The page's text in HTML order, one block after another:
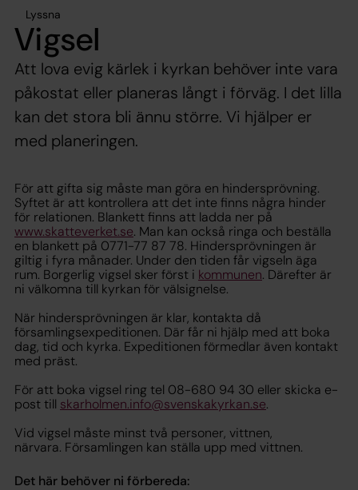
Lyssna
Vigsel
Att lova evig kärlek i kyrkan behöver inte vara
påkostat eller planeras långt i förväg. I det lilla
kan det stora bli ännu större. Vi hjälper er
med planeringen.
För att gifta sig måste man göra en hindersprövning.
Syftet är att kontrollera att det inte finns några hinder
för relationen. Blankett finns att ladda ner på
www.skatteverket.se. Man kan också ringa och beställa
en blankett på 0771-77 87 78. Hindersprövningen är
giltig i fyra månader. Under den tiden får vigseln äga
rum. Borgerlig vigsel sker först i kommunen. Därefter är
ni välkomna till kyrkan för välsignelse.
När hindersprövningen är klar, kontakta då
församlingsexpeditionen. Där får ni hjälp med att boka
dag, tid och kyrka. Expeditionen förmedlar även kontakt
med präst.
För att boka vigsel ring tel 08-680 94 30 eller skicka e-
post till skarholmen.info@svenskakyrkan.se.
Vid vigsel måste minst två personer, vittnen,
närvara. Församlingen kan ställa upp med vittnen.
Det här behöver ni förbereda: